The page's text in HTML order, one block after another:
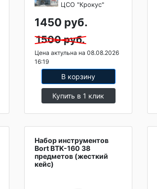
ЦСО "Крокус"
1450 руб.
1500 руб.
Цена актульна на 08.08.2026
16:19
В корзину
Купить в 1 клик
Набор инструментов
Bort BTK-160 38
предметов (жесткий
кейс)